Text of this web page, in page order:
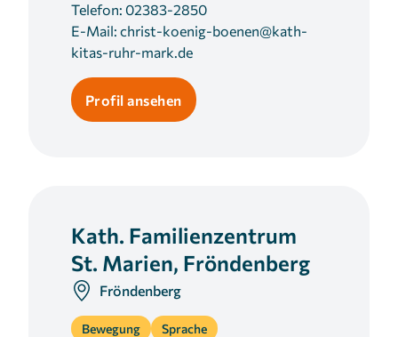
Telefon: 02383-2850
E-Mail: christ-koenig-boenen@kath-
kitas-ruhr-mark.de
Profil ansehen
Kath. Familienzentrum
St. Marien, Fröndenberg
Fröndenberg
Bewegung Sprache